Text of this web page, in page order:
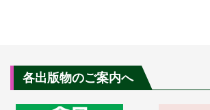
各出版物のご案内へ